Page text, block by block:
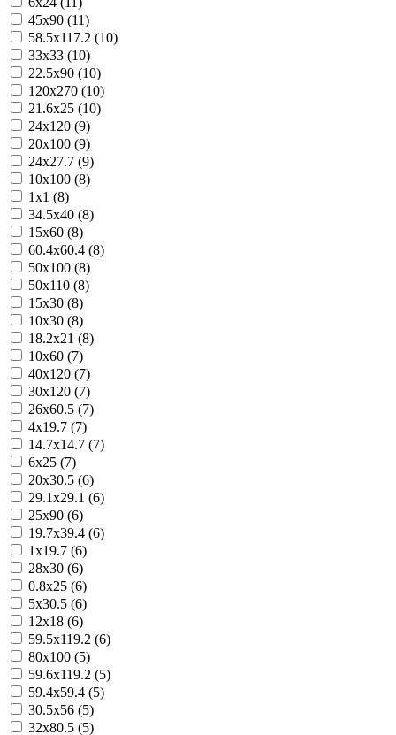
45x90 (11)
58.5x117.2 (10)
33x33 (10)
22.5x90 (10)
120x270 (10)
21.6x25 (10)
24x120 (9)
20x100 (9)
24x27.7 (9)
10x100 (8)
1x1 (8)
34.5x40 (8)
15x60 (8)
60.4x60.4 (8)
50x100 (8)
50x110 (8)
15x30 (8)
10x30 (8)
18.2x21 (8)
10x60 (7)
40x120 (7)
30x120 (7)
26x60.5 (7)
4x19.7 (7)
14.7x14.7 (7)
6x25 (7)
20x30.5 (6)
29.1x29.1 (6)
25x90 (6)
19.7x39.4 (6)
1x19.7 (6)
28x30 (6)
0.8x25 (6)
5x30.5 (6)
12x18 (6)
59.5x119.2 (6)
80x100 (5)
59.6x119.2 (5)
59.4x59.4 (5)
30.5x56 (5)
32x80.5 (5)